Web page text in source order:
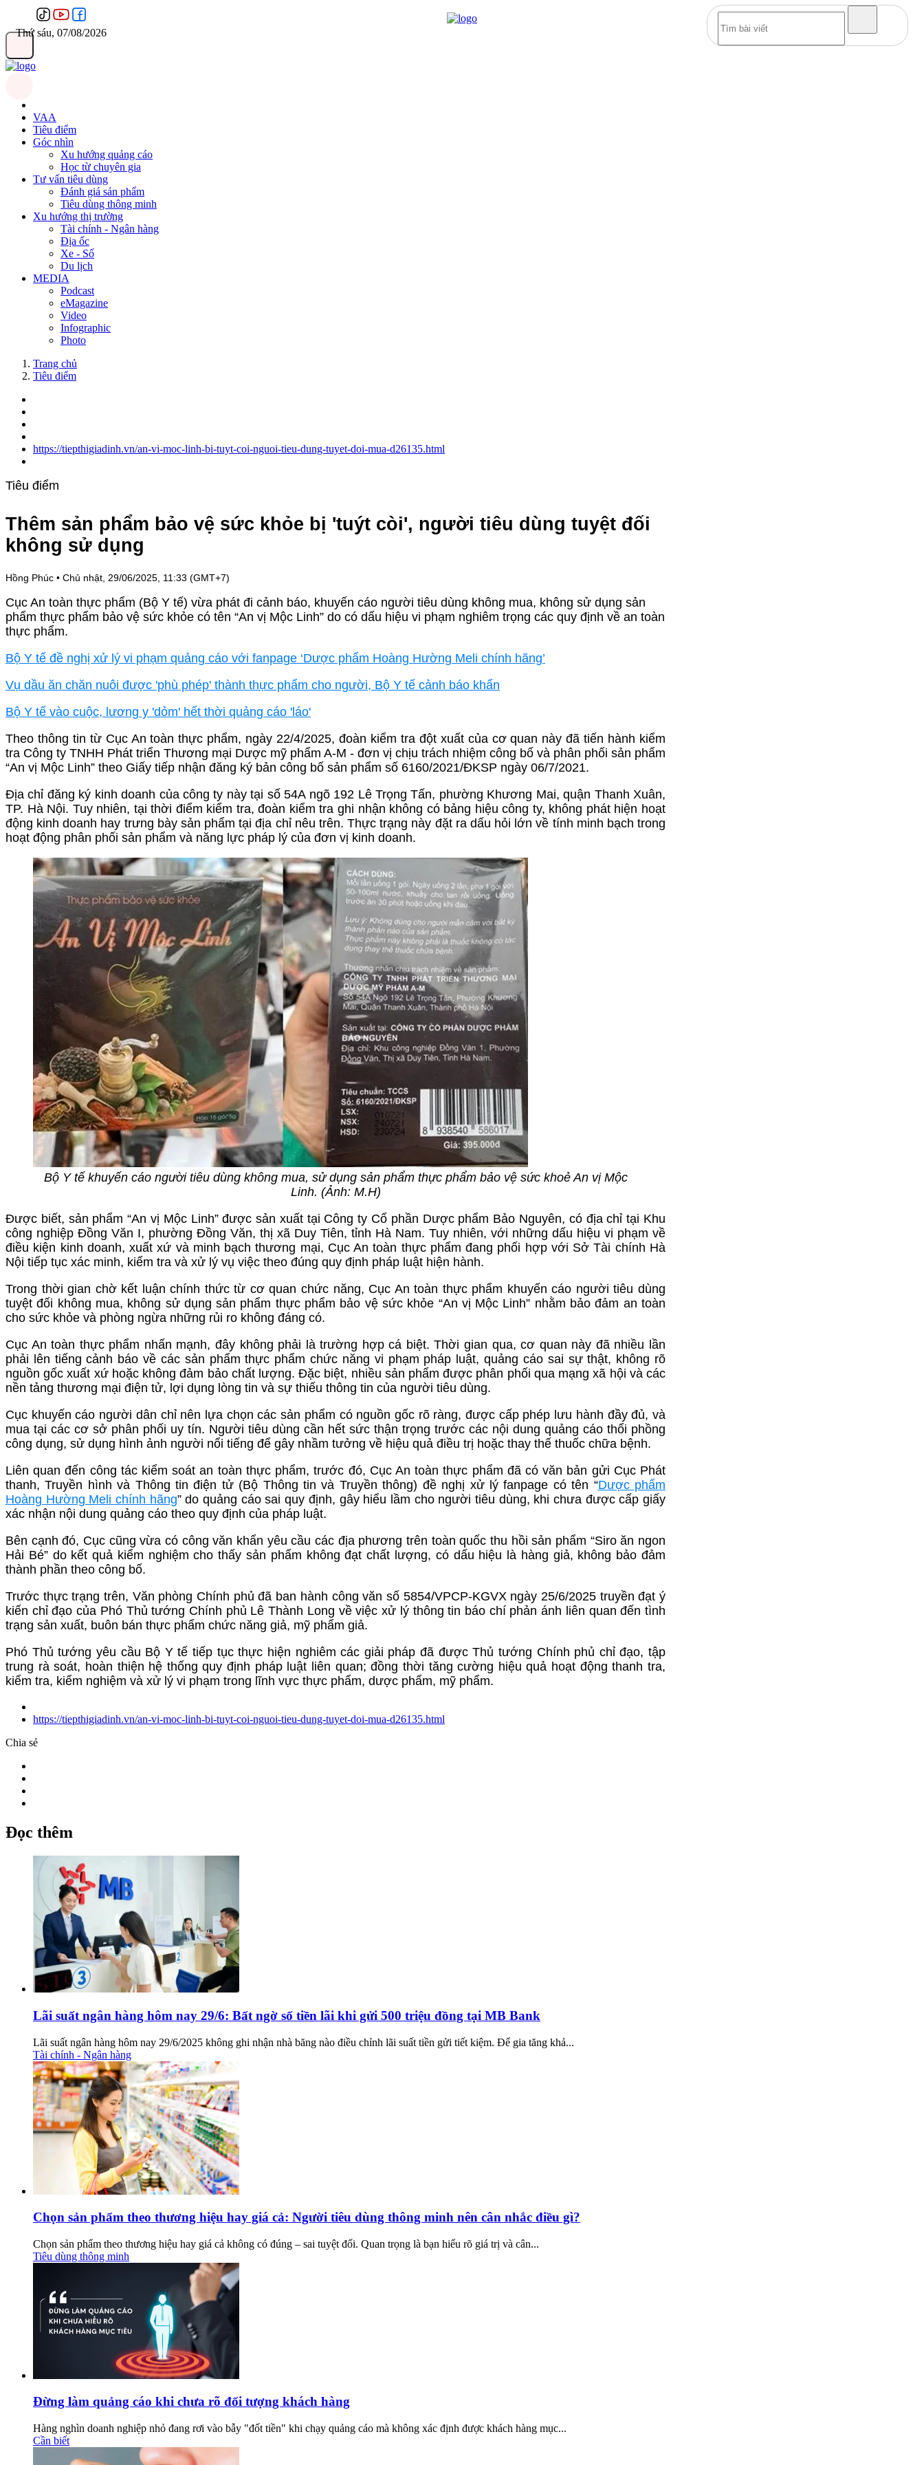
Thứ sáu, 07/08/2026
VAA
Tiêu điểm
Góc nhìn
Xu hướng quảng cáo
Học từ chuyên gia
Tư vấn tiêu dùng
Đánh giá sản phẩm
Tiêu dùng thông minh
Xu hướng thị trường
Tài chính - Ngân hàng
Địa ốc
Xe - Số
Du lịch
MEDIA
Podcast
eMagazine
Video
Infographic
Photo
Trang chủ
Tiêu điểm
https://tiepthigiadinh.vn/an-vi-moc-linh-bi-tuyt-coi-nguoi-tieu-dung-tuyet-doi-mua-d26135.html
Tiêu điểm
Thêm sản phẩm bảo vệ sức khỏe bị 'tuýt còi', người tiêu dùng tuyệt đối
không sử dụng
Hồng Phúc • Chủ nhật, 29/06/2025, 11:33 (GMT+7)
Cục An toàn thực phẩm (Bộ Y tế) vừa phát đi cảnh báo, khuyến cáo người tiêu dùng không mua, không sử dụng sản
phẩm thực phẩm bảo vệ sức khỏe có tên “An vị Mộc Linh” do có dấu hiệu vi phạm nghiêm trọng các quy định về an toàn
thực phẩm.
Bộ Y tế đề nghị xử lý vi phạm quảng cáo với fanpage ‘Dược phẩm Hoàng Hường Meli chính hãng’
Vụ dầu ăn chăn nuôi được 'phù phép' thành thực phẩm cho người, Bộ Y tế cảnh báo khẩn
Bộ Y tế vào cuộc, lương y 'dỏm' hết thời quảng cáo 'láo'
Theo thông tin từ Cục An toàn thực phẩm, ngày 22/4/2025, đoàn kiểm tra đột xuất của cơ quan này đã tiến hành kiểm
tra Công ty TNHH Phát triển Thương mại Dược mỹ phẩm A-M - đơn vị chịu trách nhiệm công bố và phân phối sản phẩm
“An vị Mộc Linh” theo Giấy tiếp nhận đăng ký bản công bố sản phẩm số 6160/2021/ĐKSP ngày 06/7/2021.
Địa chỉ đăng ký kinh doanh của công ty này tại số 54A ngõ 192 Lê Trọng Tấn, phường Khương Mai, quận Thanh Xuân,
TP. Hà Nội. Tuy nhiên, tại thời điểm kiểm tra, đoàn kiểm tra ghi nhận không có bảng hiệu công ty, không phát hiện hoạt
động kinh doanh hay trưng bày sản phẩm tại địa chỉ nêu trên. Thực trạng này đặt ra dấu hỏi lớn về tính minh bạch trong
hoạt động phân phối sản phẩm và năng lực pháp lý của đơn vị kinh doanh.
Bộ Y tế khuyến cáo người tiêu dùng không mua, sử dụng sản phẩm thực phẩm bảo vệ sức khoẻ An vị Mộc
Linh. (Ảnh: M.H)
Được biết, sản phẩm “An vị Mộc Linh” được sản xuất tại Công ty Cổ phần Dược phẩm Bảo Nguyên, có địa chỉ tại Khu
công nghiệp Đồng Văn I, phường Đồng Văn, thị xã Duy Tiên, tỉnh Hà Nam. Tuy nhiên, với những dấu hiệu vi phạm về
điều kiện kinh doanh, xuất xứ và minh bạch thương mại, Cục An toàn thực phẩm đang phối hợp với Sở Tài chính Hà
Nội tiếp tục xác minh, kiểm tra và xử lý vụ việc theo đúng quy định pháp luật hiện hành.
Trong thời gian chờ kết luận chính thức từ cơ quan chức năng, Cục An toàn thực phẩm khuyến cáo người tiêu dùng
tuyệt đối không mua, không sử dụng sản phẩm thực phẩm bảo vệ sức khỏe “An vị Mộc Linh” nhằm bảo đảm an toàn
cho sức khỏe và phòng ngừa những rủi ro không đáng có.
Cục An toàn thực phẩm nhấn mạnh, đây không phải là trường hợp cá biệt. Thời gian qua, cơ quan này đã nhiều lần
phải lên tiếng cảnh báo về các sản phẩm thực phẩm chức năng vi phạm pháp luật, quảng cáo sai sự thật, không rõ
nguồn gốc xuất xứ hoặc không đảm bảo chất lượng. Đặc biệt, nhiều sản phẩm được phân phối qua mạng xã hội và các
nền tảng thương mại điện tử, lợi dụng lòng tin và sự thiếu thông tin của người tiêu dùng.
Cục khuyến cáo người dân chỉ nên lựa chọn các sản phẩm có nguồn gốc rõ ràng, được cấp phép lưu hành đầy đủ, và
mua tại các cơ sở phân phối uy tín. Người tiêu dùng cần hết sức thận trọng trước các nội dung quảng cáo thổi phồng
công dụng, sử dụng hình ảnh người nổi tiếng để gây nhầm tưởng về hiệu quả điều trị hoặc thay thế thuốc chữa bệnh.
Liên quan đến công tác kiểm soát an toàn thực phẩm, trước đó, Cục An toàn thực phẩm đã có văn bản gửi Cục Phát
thanh, Truyền hình và Thông tin điện tử (Bộ Thông tin và Truyền thông) đề nghị xử lý fanpage có tên “Dược phẩm
Hoàng Hường Meli chính hãng” do quảng cáo sai quy định, gây hiểu lầm cho người tiêu dùng, khi chưa được cấp giấy
xác nhận nội dung quảng cáo theo quy định của pháp luật.
Bên cạnh đó, Cục cũng vừa có công văn khẩn yêu cầu các địa phương trên toàn quốc thu hồi sản phẩm “Siro ăn ngon
Hải Bé” do kết quả kiểm nghiệm cho thấy sản phẩm không đạt chất lượng, có dấu hiệu là hàng giả, không bảo đảm
thành phần theo công bố.
Trước thực trạng trên, Văn phòng Chính phủ đã ban hành công văn số 5854/VPCP-KGVX ngày 25/6/2025 truyền đạt ý
kiến chỉ đạo của Phó Thủ tướng Chính phủ Lê Thành Long về việc xử lý thông tin báo chí phản ánh liên quan đến tình
trạng sản xuất, buôn bán thực phẩm chức năng giả, mỹ phẩm giả.
Phó Thủ tướng yêu cầu Bộ Y tế tiếp tục thực hiện nghiêm các giải pháp đã được Thủ tướng Chính phủ chỉ đạo, tập
trung rà soát, hoàn thiện hệ thống quy định pháp luật liên quan; đồng thời tăng cường hiệu quả hoạt động thanh tra,
kiểm tra, kiểm nghiệm và xử lý vi phạm trong lĩnh vực thực phẩm, dược phẩm, mỹ phẩm.
https://tiepthigiadinh.vn/an-vi-moc-linh-bi-tuyt-coi-nguoi-tieu-dung-tuyet-doi-mua-d26135.html
Chia sẻ
Đọc thêm
Lãi suất ngân hàng hôm nay 29/6: Bất ngờ số tiền lãi khi gửi 500 triệu đồng tại MB Bank
Lãi suất ngân hàng hôm nay 29/6/2025 không ghi nhận nhà băng nào điều chỉnh lãi suất tiền gửi tiết kiệm. Để gia tăng khả...
Tài chính - Ngân hàng
Chọn sản phẩm theo thương hiệu hay giá cả: Người tiêu dùng thông minh nên cân nhắc điều gì?
Chọn sản phẩm theo thương hiệu hay giá cả không có đúng – sai tuyệt đối. Quan trọng là bạn hiểu rõ giá trị và cân...
Tiêu dùng thông minh
Đừng làm quảng cáo khi chưa rõ đối tượng khách hàng
Hàng nghìn doanh nghiệp nhỏ đang rơi vào bẫy "đốt tiền" khi chạy quảng cáo mà không xác định được khách hàng mục...
Cần biết